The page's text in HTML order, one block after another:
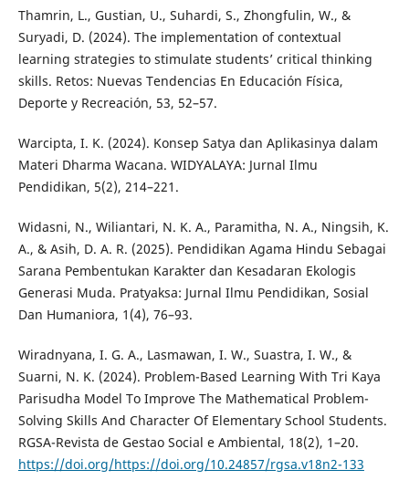
Thamrin, L., Gustian, U., Suhardi, S., Zhongfulin, W., &
Suryadi, D. (2024). The implementation of contextual
learning strategies to stimulate students’ critical thinking
skills. Retos: Nuevas Tendencias En Educación Física,
Deporte y Recreación, 53, 52–57.
Warcipta, I. K. (2024). Konsep Satya dan Aplikasinya dalam
Materi Dharma Wacana. WIDYALAYA: Jurnal Ilmu
Pendidikan, 5(2), 214–221.
Widasni, N., Wiliantari, N. K. A., Paramitha, N. A., Ningsih, K.
A., & Asih, D. A. R. (2025). Pendidikan Agama Hindu Sebagai
Sarana Pembentukan Karakter dan Kesadaran Ekologis
Generasi Muda. Pratyaksa: Jurnal Ilmu Pendidikan, Sosial
Dan Humaniora, 1(4), 76–93.
Wiradnyana, I. G. A., Lasmawan, I. W., Suastra, I. W., &
Suarni, N. K. (2024). Problem-Based Learning With Tri Kaya
Parisudha Model To Improve The Mathematical Problem-
Solving Skills And Character Of Elementary School Students.
RGSA-Revista de Gestao Social e Ambiental, 18(2), 1–20.
https://doi.org/https://doi.org/10.24857/rgsa.v18n2-133